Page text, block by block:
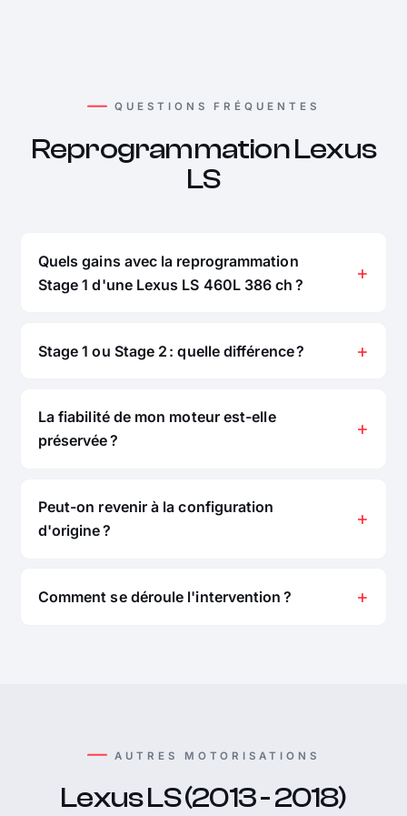
QUESTIONS FRÉQUENTES
Reprogrammation Lexus
LS
Quels gains avec la reprogrammation
Stage 1 d'une Lexus LS 460L 386 ch ?
Stage 1 ou Stage 2 : quelle différence ?
La fiabilité de mon moteur est-elle
préservée ?
Peut-on revenir à la configuration
d'origine ?
Comment se déroule l'intervention ?
AUTRES MOTORISATIONS
Lexus LS (2013 - 2018)